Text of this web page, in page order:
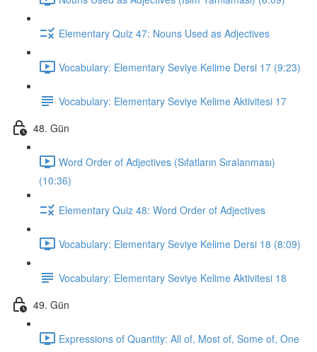
Elementary Quiz 47: Nouns Used as Adjectives
Vocabulary: Elementary Seviye Kelime Dersi 17 (9:23)
Vocabulary: Elementary Seviye Kelime Aktivitesi 17
48. Gün
Word Order of Adjectives (Sıfatların Sıralanması)
(10:36)
Elementary Quiz 48: Word Order of Adjectives
Vocabulary: Elementary Seviye Kelime Dersi 18 (8:09)
Vocabulary: Elementary Seviye Kelime Aktivitesi 18
49. Gün
Expressions of Quantity: All of, Most of, Some of, One